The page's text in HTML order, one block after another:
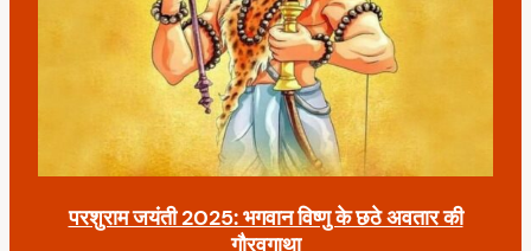
परशुराम जयंती 2025: भगवान विष्णु के छठे अवतार की
गौरवगाथा